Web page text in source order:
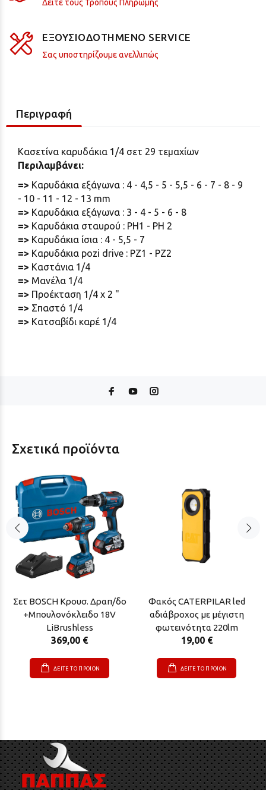
Δείτε τους Τρόπους Πληρωμής
ΕΞΟΥΣΙΟΔΟΤΗΜΕΝΟ SERVICE
Σας υποστηρίζουμε ανελλιπώς
Περιγραφή
Κασετίνα καρυδάκια 1/4 σετ 29 τεμαχίων
Περιλαμβάνει:
=> Καρυδάκια εξάγωνα : 4 - 4,5 - 5 - 5,5 - 6 - 7 - 8 - 9
- 10 - 11 - 12 - 13 mm
=> Καρυδάκια εξάγωνα : 3 - 4 - 5 - 6 - 8
=> Καρυδάκια σταυρού : PH1 - PH 2
=> Καρυδάκια ίσια : 4 - 5,5 - 7
=> Καρυδάκια pozi drive : PZ1 - PZ2
=> Kαστάνια 1/4
=> Μανέλα 1/4
=> Προέκταση 1/4 x 2 "
=> Σπαστό 1/4
=> Κατσαβίδι καρέ 1/4
Σχετικά προϊόντα
Σετ BOSCH Κρουσ. Δραπ/δο
+Μπουλονόκλειδο 18V
LiBrushless
369,00 €
ΔΕΙΤΕ ΤΟ ΠΡΟΪΟΝ
Φακός CATERPILAR led
αδιάβροχος με μέγιστη
φωτεινότητα 220lm
19,00 €
ΔΕΙΤΕ ΤΟ ΠΡΟΪΟΝ